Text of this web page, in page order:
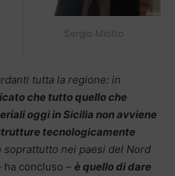
Sergio Miotto
tutta la regione: in
che tutto quello che
oggi in Sicilia non avviene
tecnologicamente
soprattutto nei paesi del Nord
ha concluso – è quello di dare